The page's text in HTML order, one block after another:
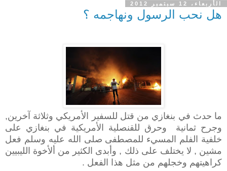
الأربعاء، 12 سبتمبر 2012
هل نحب الرسول ونهاجمه ؟
ما حدث في بنغازي من قتل للسفير الأمريكي وثلاثة آخرين,
وجرح ثمانية وحرق للقنصلية الأمريكية في بنغازي على
خلفية الفلم المسيء للمصطفى صلى الله عليه وسلم فعل
مشين , لا يختلف على ذلك , وأبدى الكثير من ألأخوة الليبيين
كراهيتهم وخجلهم من مثل هذا الفعل .